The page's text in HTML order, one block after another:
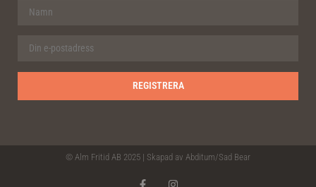
© Alm Fritid AB 2025 | Skapad av Abditum/Sad Bear